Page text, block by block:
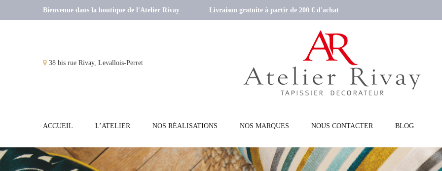
Bienvenue dans la boutique de l'Atelier Rivay Livraison gratuite à partir de 200 € d'achat
38 bis rue Rivay, Levallois-Perret
ACCUEIL L’ATELIER NOS RÉALISATIONS NOS MARQUES NOUS CONTACTER BLOG